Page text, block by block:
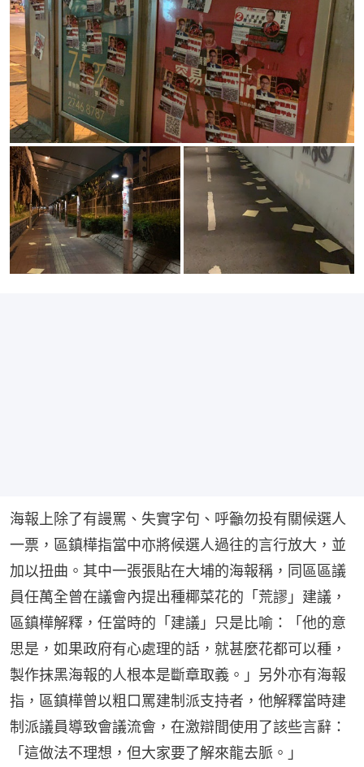
海報上除了有謾罵、失實字句、呼籲勿投有關候選人
一票，區鎮樺指當中亦將候選人過往的言行放大，並
加以扭曲。其中一張張貼在大埔的海報稱，同區區議
員任萬全曾在議會內提出種椰菜花的「荒謬」建議，
區鎮樺解釋，任當時的「建議」只是比喻：「他的意
思是，如果政府有心處理的話，就甚麼花都可以種，
製作抹黑海報的人根本是斷章取義。」另外亦有海報
指，區鎮樺曾以粗口罵建制派支持者，他解釋當時建
制派議員導致會議流會，在激辯間使用了該些言辭：
「這做法不理想，但大家要了解來龍去脈。」